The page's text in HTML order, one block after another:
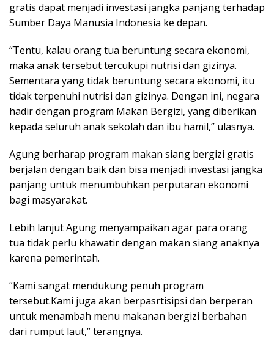
gratis dapat menjadi investasi jangka panjang terhadap
Sumber Daya Manusia Indonesia ke depan.
“Tentu, kalau orang tua beruntung secara ekonomi,
maka anak tersebut tercukupi nutrisi dan gizinya.
Sementara yang tidak beruntung secara ekonomi, itu
tidak terpenuhi nutrisi dan gizinya. Dengan ini, negara
hadir dengan program Makan Bergizi, yang diberikan
kepada seluruh anak sekolah dan ibu hamil,” ulasnya.
Agung berharap program makan siang bergizi gratis
berjalan dengan baik dan bisa menjadi investasi jangka
panjang untuk menumbuhkan perputaran ekonomi
bagi masyarakat.
Lebih lanjut Agung menyampaikan agar para orang
tua tidak perlu khawatir dengan makan siang anaknya
karena pemerintah.
“Kami sangat mendukung penuh program
tersebut.Kami juga akan berpasrtisipsi dan berperan
untuk menambah menu makanan bergizi berbahan
dari rumput laut,” terangnya.